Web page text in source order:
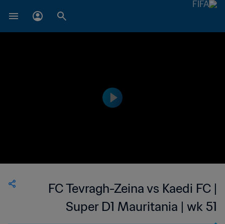
FC Tevragh-Zeina vs Kaedi FC |
Super D1 Mauritania | wk 51